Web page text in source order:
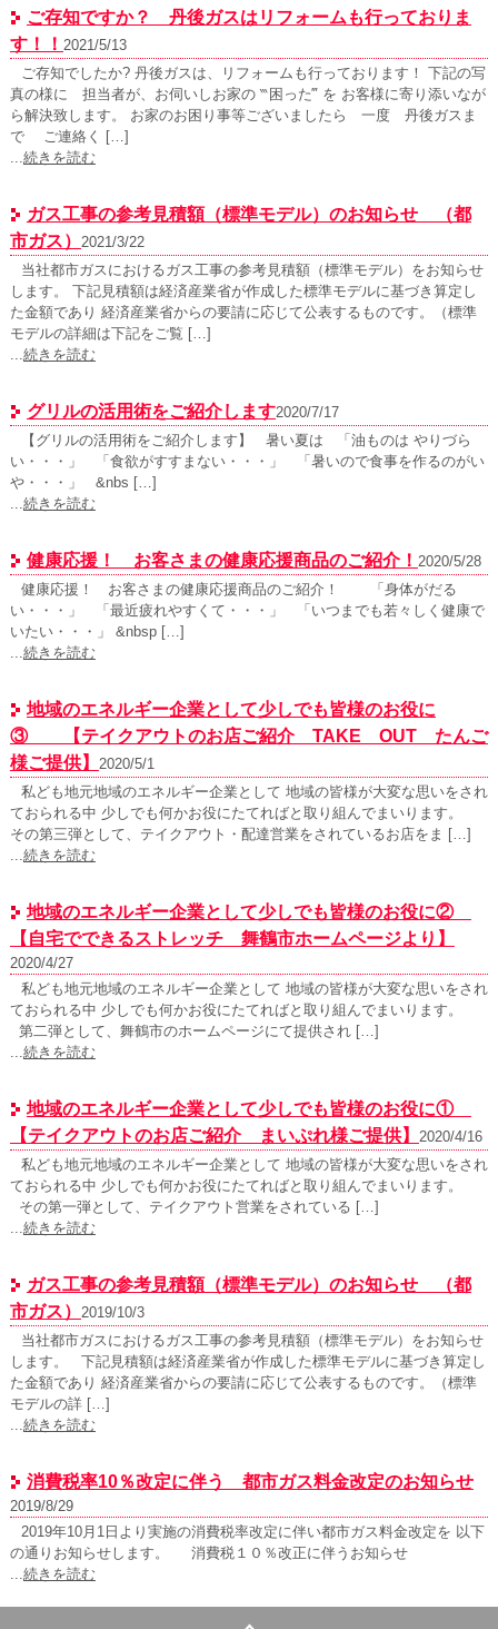
ご存知ですか？ 丹後ガスはリフォームも行っておりま
す！！ 2021/5/13
ご存知でしたか? 丹後ガスは、リフォームも行っております！ 下記の写
真の様に 担当者が、お伺いしお家の ‷困った‴ を お客様に寄り添いなが
ら解決致します。 お家のお困り事等ございましたら 一度 丹後ガスま
で ご連絡く […]
続きを読む
ガス工事の参考見積額（標準モデル）のお知らせ （都
市ガス）
2021/3/22
当社都市ガスにおけるガス工事の参考見積額（標準モデル）をお知らせ
します。 下記見積額は経済産業省が作成した標準モデルに基づき算定し
た金額であり 経済産業省からの要請に応じて公表するものです。（標準
モデルの詳細は下記をご覧 […]
続きを読む
グリルの活用術をご紹介します2020/7/17
【グリルの活用術をご紹介します】 暑い夏は 「油ものは やりづら
い・・・」 「食欲がすすまない・・・」 「暑いので食事を作るのがい
や・・・」 &nbs […]
続きを読む
健康応援！ お客さまの健康応援商品のご紹介！ 2020/5/28
健康応援！ お客さまの健康応援商品のご紹介！ 「身体がだる
い・・・」 「最近疲れやすくて・・・」 「いつまでも若々しく健康で
いたい・・・」 &nbsp […]
続きを読む
地域のエネルギー企業として少しでも皆様のお役に
③ 【テイクアウトのお店ご紹介 TAKE OUT たんご
様ご提供】
2020/5/1
私ども地元地域のエネルギー企業として 地域の皆様が大変な思いをされ
ておられる中 少しでも何かお役にたてればと取り組んでまいります。
その第三弾として、テイクアウト・配達営業をされているお店をま […]
続きを読む
地域のエネルギー企業として少しでも皆様のお役に②
【自宅でできるストレッチ 舞鶴市ホームページより】
2020/4/27
私ども地元地域のエネルギー企業として 地域の皆様が大変な思いをされ
ておられる中 少しでも何かお役にたてればと取り組んでまいります。
第二弾として、舞鶴市のホームページにて提供され […]
続きを読む
地域のエネルギー企業として少しでも皆様のお役に①
【テイクアウトのお店ご紹介 まいぷれ様ご提供】
2020/4/16
私ども地元地域のエネルギー企業として 地域の皆様が大変な思いをされ
ておられる中 少しでも何かお役にたてればと取り組んでまいります。
その第一弾として、テイクアウト営業をされている […]
続きを読む
ガス工事の参考見積額（標準モデル）のお知らせ （都
市ガス）
2019/10/3
当社都市ガスにおけるガス工事の参考見積額（標準モデル）をお知らせ
します。 下記見積額は経済産業省が作成した標準モデルに基づき算定し
た金額であり 経済産業省からの要請に応じて公表するものです。（標準
モデルの詳 […]
続きを読む
消費税率10％改定に伴う 都市ガス料金改定のお知らせ
2019/8/29
2019年10月1日より実施の消費税率改定に伴い都市ガス料金改定を 以下
の通りお知らせします。 消費税１０％改正に伴うお知らせ
続きを読む